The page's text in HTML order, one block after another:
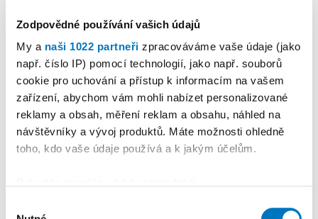
Zodpovědné používání vašich údajů
My a naši 1022 partneři zpracováváme vaše údaje (jako
např. číslo IP) pomocí technologií, jako např. souborů
cookie pro uchování a přístup k informacím na vašem
zařízení, abychom vám mohli nabízet personalizované
reklamy a obsah, měření reklam a obsahu, náhled na
návštěvníky a vývoj produktů. Máte možnosti ohledně
toho, kdo vaše údaje používá a k jakým účelům.
roztočilo nové mlýnské kolo
ReklamaKoupit reklamu